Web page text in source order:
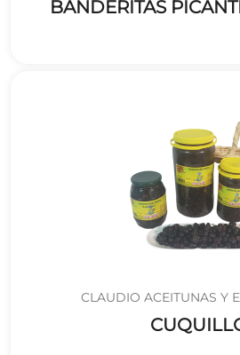
BANDERITAS
CLAUDIO ACEITUNAS Y